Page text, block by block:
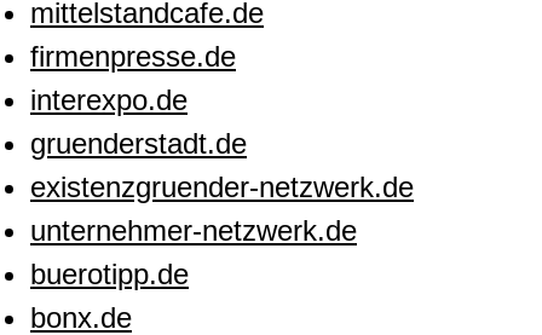
mittelstandcafe.de
firmenpresse.de
interexpo.de
gruenderstadt.de
existenzgruender-netzwerk.de
unternehmer-netzwerk.de
buerotipp.de
bonx.de